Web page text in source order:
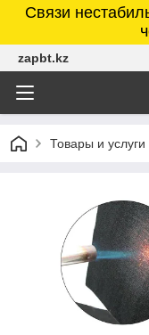
Связи
zapbt.kz
Товары и услуги